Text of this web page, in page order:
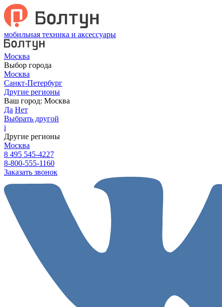
мобильная техника и аксессуары
Москва
Выбор города
Москва
Санкт-Петербург
Другие регионы
Ваш город: Москва
Да Нет
Выбрать другой
i
Другие регионы
Москва
8 495 545-4227
8-800-555-1160
Заказать звонок